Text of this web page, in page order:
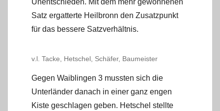
Unentschieden. Mit dem mehr gewonnenen
Satz ergatterte Heilbronn den Zusatzpunkt
für das bessere Satzverhältnis.
v.l. Tacke, Hetschel, Schäfer, Baumeister
Gegen Waiblingen 3 mussten sich die
Unterländer danach in einer ganz engen
Kiste geschlagen geben. Hetschel stellte